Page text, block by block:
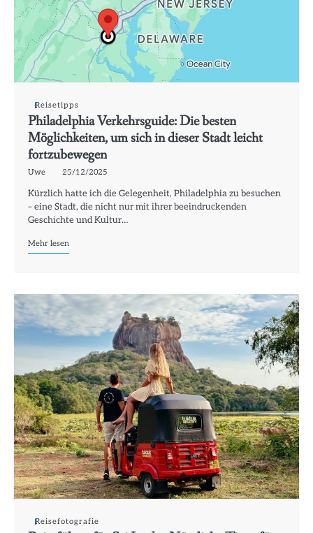
Reisetipps
Philadelphia Verkehrsguide: Die besten
Möglichkeiten, um sich in dieser Stadt leicht
fortzubewegen
Uwe 25/12/2025
Kürzlich hatte ich die Gelegenheit, Philadelphia zu besuchen
– eine Stadt, die nicht nur mit ihrer beeindruckenden
Geschichte und Kultur…
Mehr lesen
Reisefotografie